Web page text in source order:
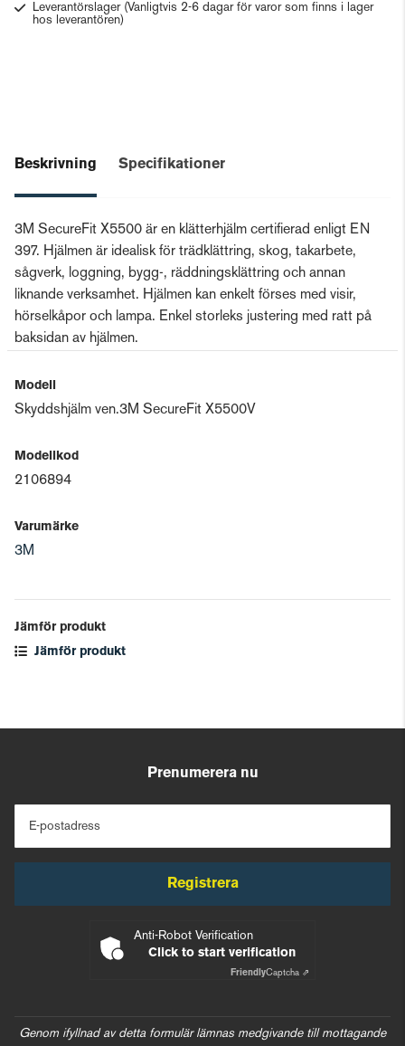
Leverantörslager (Vanligtvis 2-6 dagar för varor som finns i lager
hos leverantören)
Beskrivning Specifikationer
3M SecureFit X5500 är en klätterhjälm certifierad enligt EN
397. Hjälmen är idealisk för trädklättring, skog, takarbete,
sågverk, loggning, bygg-, räddningsklättring och annan
liknande verksamhet. Hjälmen kan enkelt förses med visir,
hörselkåpor och lampa. Enkel storleks justering med ratt på
baksidan av hjälmen.
Modell
Skyddshjälm ven.3M SecureFit X5500V
Modellkod
2106894
Varumärke
3M
Jämför produkt
Jämför produkt
Prenumerera nu
E-postadress
Registrera
Anti-Robot Verification
Click to start verification
FriendlyCaptcha ⇗
Genom ifyllnad av detta formulär lämnas medgivande till mottagande